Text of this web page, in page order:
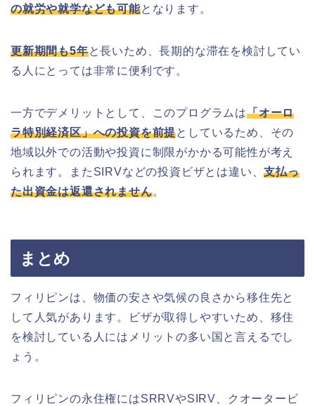
の就労や就学なども可能となります。
更新期間も5年と長いため、長期的な滞在を検討してい
る人にとっては非常に便利です。
一方でデメリットとして、このプログラムは「オーロ
ラ特別経済区」への投資を前提としているため、その
地域以外での活動や投資に制限がかかる可能性が考え
られます。またSIRVなどの投資ビザとは違い、支払っ
た出資金は返還されません。
まとめ
フィリピンは、物価の安さや気候の良さから移住先と
して人気があります。ビザが取得しやすいため、移住
を検討している人にはメリットの多い国と言えるでし
ょう。
フィリピンの永住権にはSRRVやSIRV、クオータービ